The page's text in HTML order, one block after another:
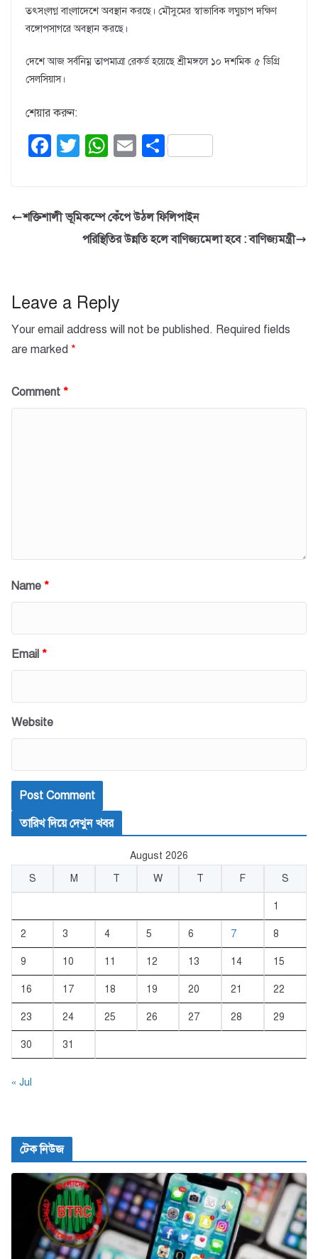
তৎসংলগ্ন বাংলাদেশে অবস্থান করছে। মৌসুমের স্বাভাবিক লঘুচাপ দক্ষিণ
বঙ্গোপসাগরে অবস্থান করছে।
দেশে আজ সর্বনিম্ন তাপমাত্রা রেকর্ড হয়েছে শ্রীমঙ্গলে ১০ দশমিক ৫ ডিগ্রি
সেলসিয়াস।
শেয়ার করুন:
F
e
k
T
er
W
s
A
E S
e
শক্তিশালী ভূমিকম্পে কেঁপে উঠল ফিলিপাইন
পরিস্থিতির উন্নতি হলে বাণিজ্যমেলা হবে : বাণিজ্যমন্ত্রী
Leave a Reply
Your email address will not be published. Required fields
are marked *
Comment *
Name *
Email *
Website
তারিখ দিয়ে দেখুন খবর
August 2026
S
M T W T F S
1
2 3 4 5 6 7 8
9 10 11 12 13 14 15
16 17 18 19 20 21 22
23 24 25 26 27 28 29
30 31
« Jul
টেক নিউজ